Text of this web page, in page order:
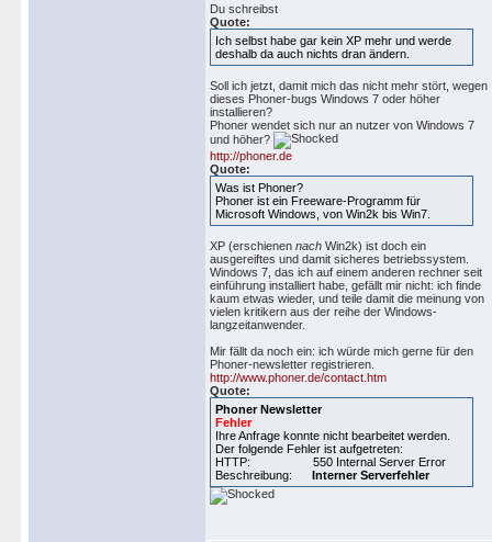
Du schreibst
Quote:
Ich selbst habe gar kein XP mehr und werde
deshalb da auch nichts dran ändern.
Soll ich jetzt, damit mich das nicht mehr stört, wegen
dieses Phoner-bugs Windows 7 oder höher
installieren?
Phoner wendet sich nur an nutzer von Windows 7
und höher?
http://phoner.de
Quote:
Was ist Phoner?
Phoner ist ein Freeware-Programm für
Microsoft Windows, von Win2k bis Win7.
XP (erschienen nach Win2k) ist doch ein
ausgereiftes und damit sicheres betriebssystem.
Windows 7, das ich auf einem anderen rechner seit
einführung installiert habe, gefällt mir nicht: ich finde
kaum etwas wieder, und teile damit die meinung von
vielen kritikern aus der reihe der Windows-
langzeitanwender.
Mir fällt da noch ein: ich würde mich gerne für den
Phoner-newsletter registrieren.
http://www.phoner.de/contact.htm
Quote:
Phoner Newsletter
Fehler
Ihre Anfrage konnte nicht bearbeitet werden.
Der folgende Fehler ist aufgetreten:
HTTP: 550 Internal Server Error
Beschreibung: Interner Serverfehler